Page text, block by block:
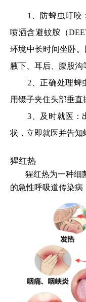
1、防蜱虫叮咬
喷洒含避蚊胺（
环境中长时间坐卧
腋下、耳后、腹股沟
2、正确处理蜱
用镊子夹住头部垂直
3、及时就医：
状，立即就医并告知
猩红热
猩红热为一种细
的急性呼吸道传染病